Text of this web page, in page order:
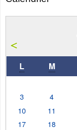
L M
3
4
10
11
17
18